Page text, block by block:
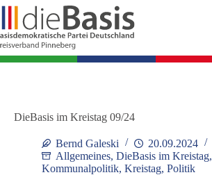
Zum
Inhalt
springen
DieBasis im Kreistag 09/24
Bernd Galeski
20.09.2024
Allgemeines, DieBasis im Kreistag,
Kommunalpolitik, Kreistag, Politik